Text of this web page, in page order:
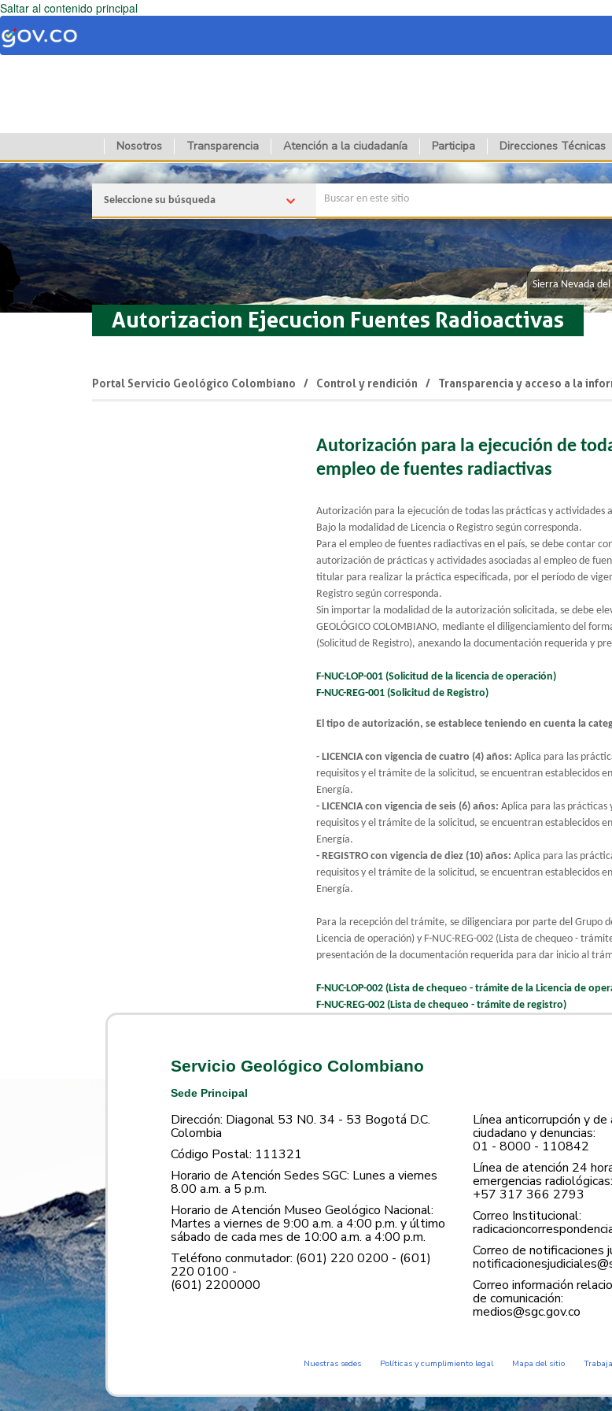
Saltar al contenido principal
Nosotros Transparencia Atención a la ciudadanía Participa Direcciones Técnicas
Seleccione su búsqueda
​Sierra Nevada
Autorizacion Ejecucion Fuentes Radioactivas
Portal Servicio Geológico Colombiano Control y rendición Transparencia y acceso a la
Autorización para la ejecución de
empleo de fuentes radiactivas
Autorización para la ejecución de todas las prácticas y actividades
Bajo la modalidad de Licencia o Registro según corresponda.
Para el empleo de fuentes radiactivas en el país, se debe contar
autorización de prácticas y actividades asociadas al empleo de
titular para realizar la práctica especificada, por el período de
Registro según corresponda.
Sin importar la modalidad de la autorización solicitada, se debe
GEOLÓGICO COLOMBIANO, mediante el diligenciamiento del
(Solicitud de Registro), anexando la documentación requerida y
F-NUC-LOP-001 (Solicitud de la licencia de operación)
F-NUC-REG-001 (Solicitud de Registro)
El tipo de autorización, se establece teniendo en cuenta la
- LICENCIA con vigencia de cuatro (4) años: Aplica para las
requisitos y el trámite de la solicitud, se encuentran establecidos
Energía.
- LICENCIA con vigencia de seis (6) años: Aplica para las prácticas
requisitos y el trámite de la solicitud, se encuentran establecidos
Energía.
- REGISTRO con vigencia de diez (10) años: Aplica para las
requisitos y el trámite de la solicitud, se encuentran establecidos
Energía.
Para la recepción del trámite, se diligenciara por parte del Grupo
Licencia de operación) y F-NUC-REG-002 (Lista de chequeo -
presentación de la documentación requerida para dar inicio al
F-NUC-LOP-002 (Lista de chequeo - trámite de la Licencia de
F-NUC-REG-002 (Lista de chequeo - trámite de registro)
Servicio Geológico Colombiano
Sede Principal
Dirección: Diagonal 53 N0. 34 - 53 Bogotá D.C.
Colombia
Código Postal: 111321
Horario de Atención Sedes SGC: Lunes a viernes
8.00 a.m. a 5 p.m.
Horario de Atención Museo Geológico Nacional:
Martes a viernes de 9:00 a.m. a 4:00 p.m. y último
sábado de cada mes de 10:00 a.m. a 4:00 p.m.
Teléfono conmutador: (601) 220 0200 - (601)
220 0100 -
(601) 2200000
Línea anticorrupción y
ciudadano y denuncias:
01 - 8000 - 110842
Línea de atención 24
emergencias radiológicas:
+57 ​317 366 2793
Correo Institucional:
Correo de notificaciones
Correo información
de comunicación:
medios@sgc.gov.co
Nuestras sedes Políticas y cumplimiento legal Mapa del sitio